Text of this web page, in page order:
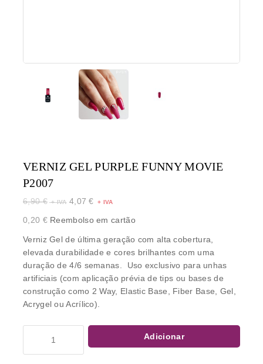
VERNIZ GEL PURPLE FUNNY MOVIE
P2007
6,90€ 4,07€
0,20 €Reembolso em cartão
Verniz Gel de última geração com alta cobertura,
elevada durabilidade e cores brilhantes com uma
duração de 4/6 semanas. Uso exclusivo para unhas
artificiais (com aplicação prévia de tips ou bases de
construção como 2 Way, Elastic Base, Fiber Base, Gel,
Acrygel ou Acrílico).
Adicionar